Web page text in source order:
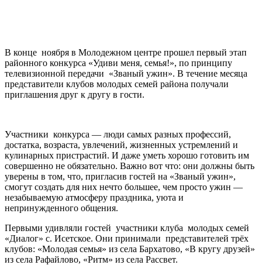
В конце ноября в Молодежном центре прошел первый этап
районного конкурса «Удиви меня, семья!», по принципу
телевизионной передачи «Званый ужин». В течение месяца
представители клубов молодых семей района получали
приглашения друг к другу в гости.
Участники конкурса — люди самых разных профессий,
достатка, возраста, увлечений, жизненных устремлений и
кулинарных пристрастий. И даже уметь хорошо готовить им
совершенно не обязательно. Важно вот что: они должны быть
уверены в том, что, пригласив гостей на «Званый ужин»,
смогут создать для них нечто большее, чем просто ужин —
незабываемую атмосферу праздника, уюта и
непринужденного общения.
Первыми удивляли гостей участники клуба молодых семей
«Диалог» с. Исетское. Они принимали представителей трёх
клубов: «Молодая семья» из села Бархатово, «В кругу друзей»
из села Рафайлово, «Ритм» из села Рассвет.